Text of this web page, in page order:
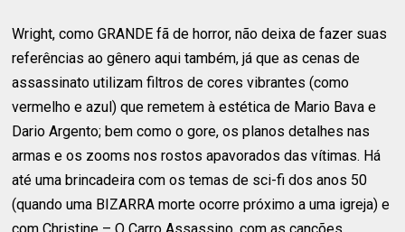
Wright, como GRANDE fã de horror, não deixa de fazer suas
referências ao gênero aqui também, já que as cenas de
assassinato utilizam filtros de cores vibrantes (como
vermelho e azul) que remetem à estética de Mario Bava e
Dario Argento; bem como o gore, os planos detalhes nas
armas e os zooms nos rostos apavorados das vítimas. Há
até uma brincadeira com os temas de sci-fi dos anos 50
(quando uma BIZARRA morte ocorre próximo a uma igreja) e